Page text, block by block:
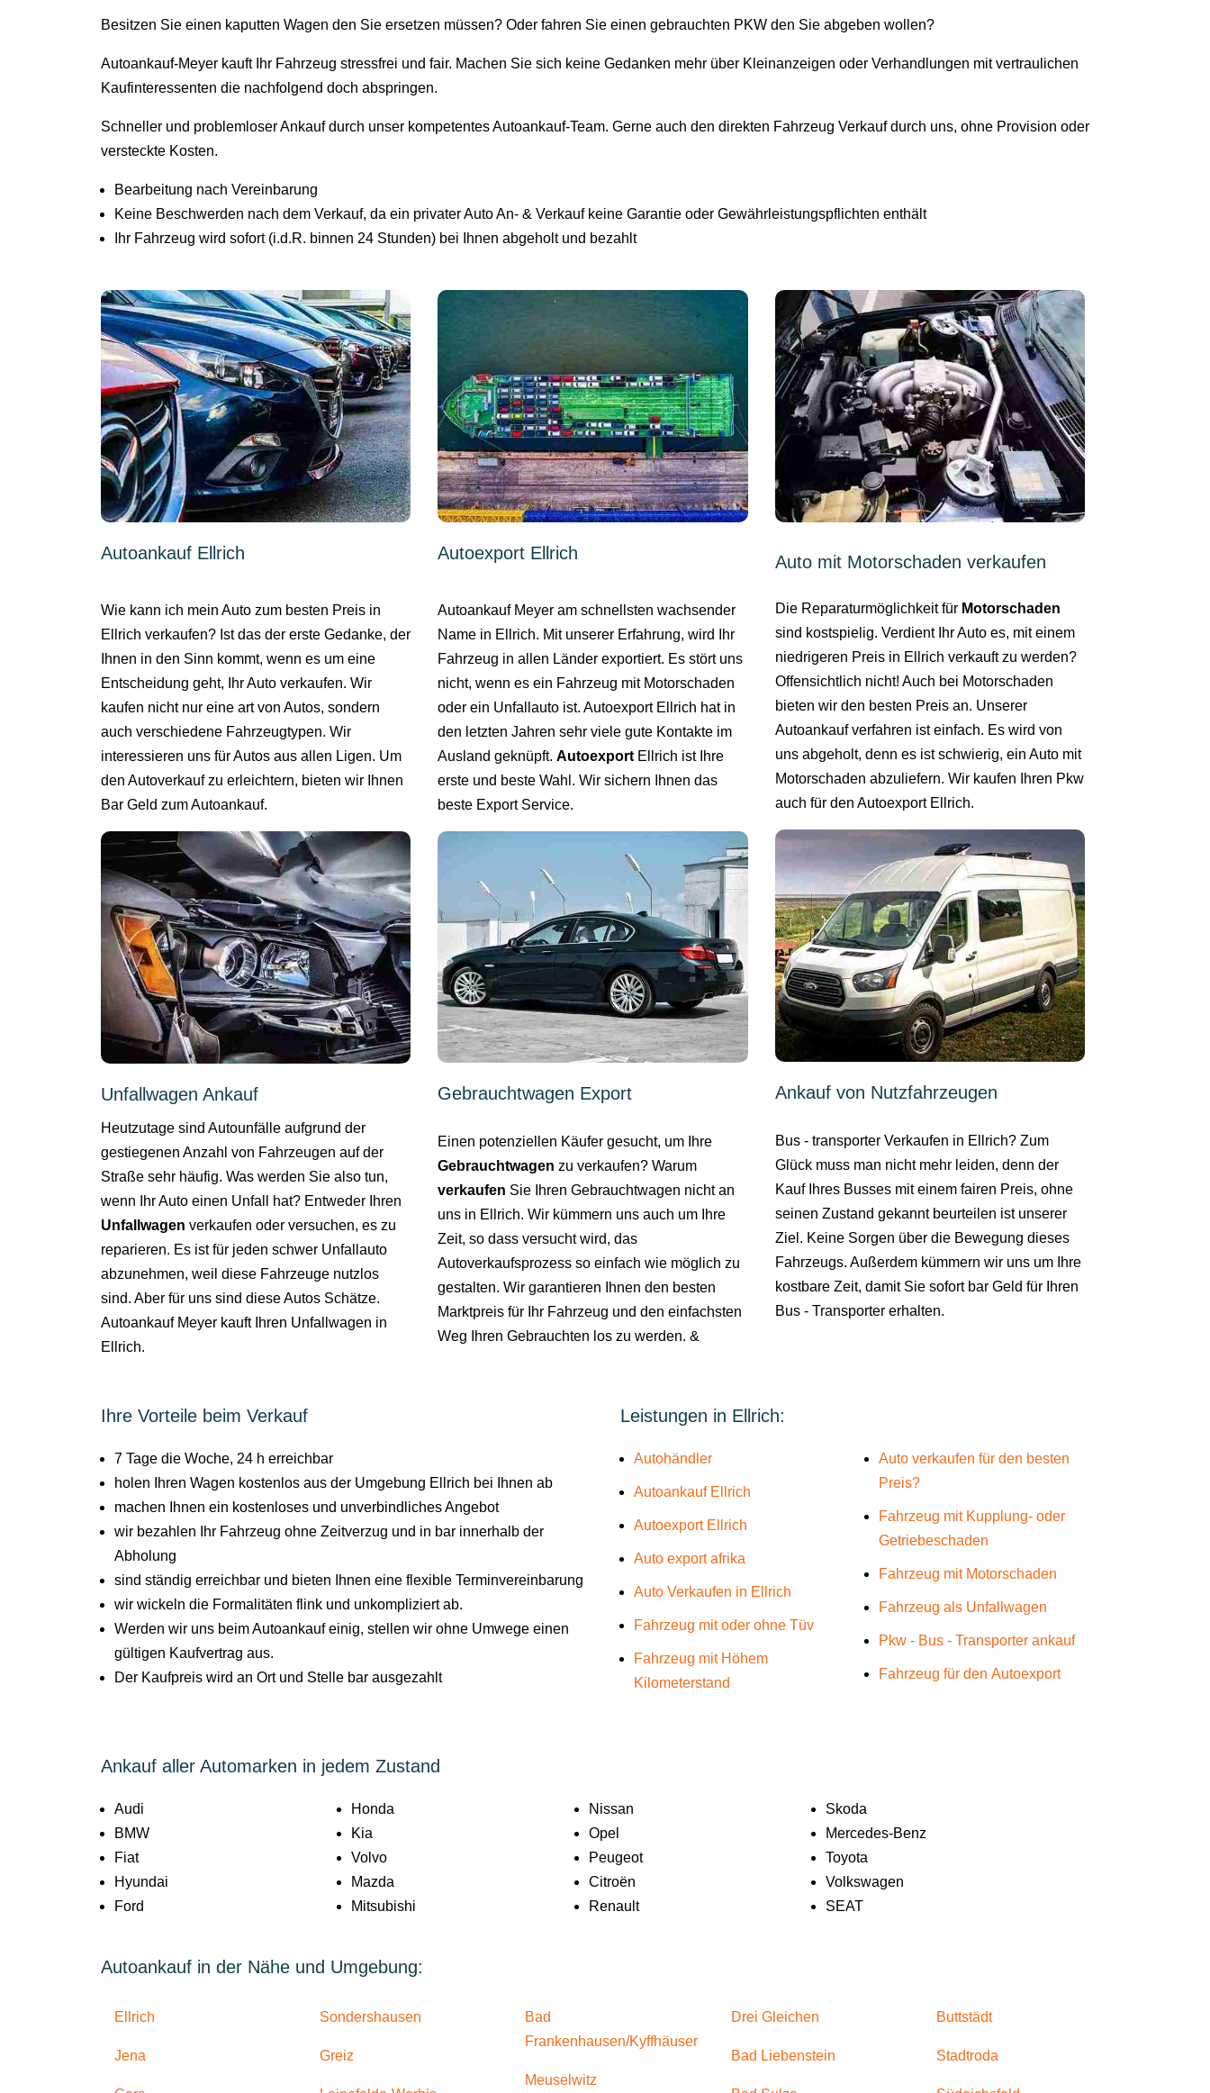
Besitzen Sie einen kaputten Wagen den Sie ersetzen müssen? Oder fahren Sie einen gebrauchten PKW den Sie abgeben wollen?
Autoankauf-Meyer kauft Ihr Fahrzeug stressfrei und fair. Machen Sie sich keine Gedanken mehr über Kleinanzeigen oder Verhandlungen mit vertraulichen
Kaufinteressenten die nachfolgend doch abspringen.
Schneller und problemloser Ankauf durch unser kompetentes Autoankauf-Team. Gerne auch den direkten Fahrzeug Verkauf durch uns, ohne Provision oder
versteckte Kosten.
Bearbeitung nach Vereinbarung
Keine Beschwerden nach dem Verkauf, da ein privater Auto An- & Verkauf keine Garantie oder Gewährleistungspflichten enthält
Ihr Fahrzeug wird sofort (i.d.R. binnen 24 Stunden) bei Ihnen abgeholt und bezahlt
Autoankauf Ellrich
Wie kann ich mein Auto zum besten Preis in
Ellrich verkaufen? Ist das der erste Gedanke, der
Ihnen in den Sinn kommt, wenn es um eine
Entscheidung geht, Ihr Auto verkaufen. Wir
kaufen nicht nur eine art von Autos, sondern
auch verschiedene Fahrzeugtypen. Wir
interessieren uns für Autos aus allen Ligen. Um
den Autoverkauf zu erleichtern, bieten wir Ihnen
Bar Geld zum Autoankauf.
Unfallwagen Ankauf
Heutzutage sind Autounfälle aufgrund der
gestiegenen Anzahl von Fahrzeugen auf der
Straße sehr häufig. Was werden Sie also tun,
wenn Ihr Auto einen Unfall hat? Entweder Ihren
Unfallwagen verkaufen oder versuchen, es zu
reparieren. Es ist für jeden schwer Unfallauto
abzunehmen, weil diese Fahrzeuge nutzlos
sind. Aber für uns sind diese Autos Schätze.
Autoankauf Meyer kauft Ihren Unfallwagen in
Ellrich.
Autoexport Ellrich
Autoankauf Meyer am schnellsten wachsender
Name in Ellrich. Mit unserer Erfahrung, wird Ihr
Fahrzeug in allen Länder exportiert. Es stört uns
nicht, wenn es ein Fahrzeug mit Motorschaden
oder ein Unfallauto ist. Autoexport Ellrich hat in
den letzten Jahren sehr viele gute Kontakte im
Ausland geknüpft.Autoexport Ellrich ist Ihre
erste und beste Wahl. Wir sichern Ihnen das
beste Export Service.
Gebrauchtwagen Export
Einen potenziellen Käufer gesucht, um Ihre
Gebrauchtwagen zu verkaufen? Warum
verkaufen Sie Ihren Gebrauchtwagen nicht an
uns in Ellrich. Wir kümmern uns auch um Ihre
Zeit, so dass versucht wird, das
Autoverkaufsprozess so einfach wie möglich zu
gestalten. Wir garantieren Ihnen den besten
Marktpreis für Ihr Fahrzeug und den einfachsten
Weg Ihren Gebrauchten los zu werden. &
Auto mit Motorschaden verkaufen
Die Reparaturmöglichkeit für Motorschaden
sind kostspielig. Verdient Ihr Auto es, mit einem
niedrigeren Preis in Ellrich verkauft zu werden?
Offensichtlich nicht! Auch bei Motorschaden
bieten wir den besten Preis an. Unserer
Autoankauf verfahren ist einfach. Es wird von
uns abgeholt, denn es ist schwierig, ein Auto mit
Motorschaden abzuliefern. Wir kaufen Ihren Pkw
auch für den Autoexport Ellrich.
Ankauf von Nutzfahrzeugen
Bus - transporter Verkaufen in Ellrich? Zum
Glück muss man nicht mehr leiden, denn der
Kauf Ihres Busses mit einem fairen Preis, ohne
seinen Zustand gekannt beurteilen ist unserer
Ziel. Keine Sorgen über die Bewegung dieses
Fahrzeugs. Außerdem kümmern wir uns um Ihre
kostbare Zeit, damit Sie sofort bar Geld für Ihren
Bus - Transporter erhalten.
Ihre Vorteile beim Verkauf
7 Tage die Woche, 24 h erreichbar
holen Ihren Wagen kostenlos aus der Umgebung Ellrich bei Ihnen ab
machen Ihnen ein kostenloses und unverbindliches Angebot
wir bezahlen Ihr Fahrzeug ohne Zeitverzug und in bar innerhalb der
Abholung
sind ständig erreichbar und bieten Ihnen eine flexible Terminvereinbarung
wir wickeln die Formalitäten flink und unkompliziert ab.
Werden wir uns beim Autoankauf einig, stellen wir ohne Umwege einen
gültigen Kaufvertrag aus.
Der Kaufpreis wird an Ort und Stelle bar ausgezahlt
Leistungen in Ellrich:
Autohändler
Autoankauf Ellrich
Autoexport Ellrich
Auto export afrika
Auto Verkaufen in Ellrich
Fahrzeug mit oder ohne Tüv
Fahrzeug mit Höhem
Kilometerstand
Auto verkaufen für den besten
Preis?
Fahrzeug mit Kupplung- oder
Getriebeschaden
Fahrzeug mit Motorschaden
Fahrzeug als Unfallwagen
Pkw - Bus - Transporter ankauf
Fahrzeug für den Autoexport
Ankauf aller Automarken in jedem Zustand
Audi
BMW
Fiat
Hyundai
Ford
Honda
Kia
Volvo
Mazda
Mitsubishi
Nissan
Opel
Peugeot
Citroën
Renault
Skoda
Mercedes-Benz
Toyota
Volkswagen
SEAT
Autoankauf in der Nähe und Umgebung:
Ellrich
Jena
Sondershausen
Greiz
Bad
Frankenhausen/Kyffhäuser
Meuselwitz
Drei Gleichen
Bad Liebenstein
Buttstädt
Stadtroda